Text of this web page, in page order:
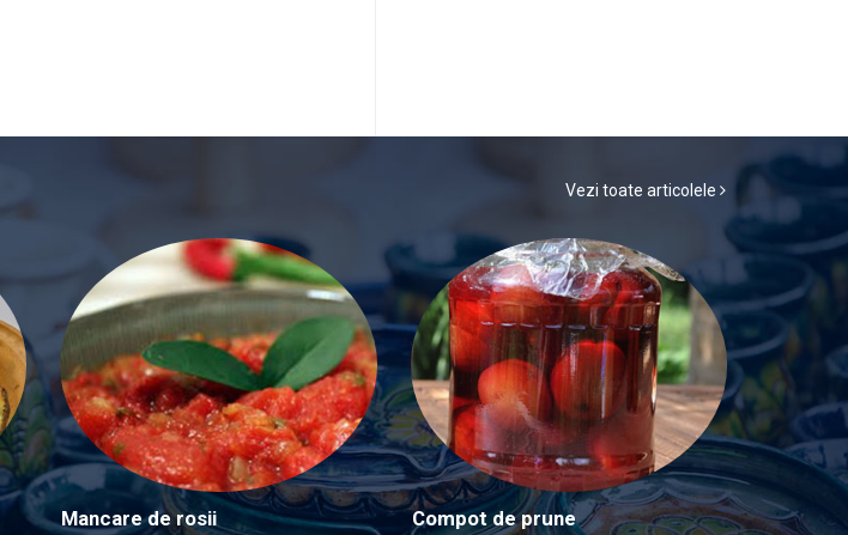
Vezi toate articolele
Mancare de rosii Compot de prune